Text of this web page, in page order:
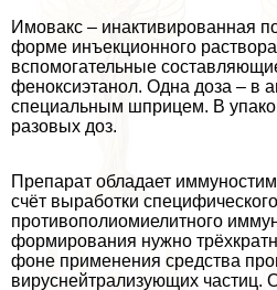
Имовакс – инактивированная
форме инъекционного
вспомогательные
феноксиэтанол. Одна доза – в
специальным шприцем. В
разовых доз.
Препарат обладает
счёт выработки специфического
противополиомиелитного
формирования нужно
фоне применения средства
вируснейтрализующих частиц.